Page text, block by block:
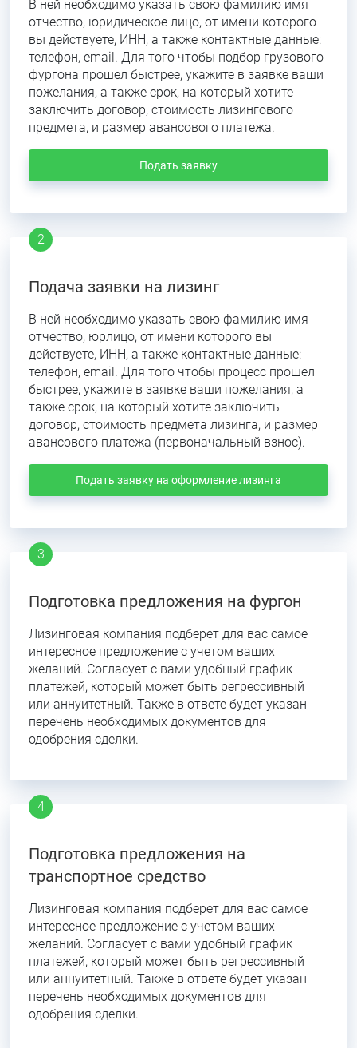
В ней необходимо указать свою фамилию имя
отчество, юридическое лицо, от имени которого
вы действуете, ИНН, а также контактные данные:
телефон, email. Для того чтобы подбор грузового
фургона прошел быстрее, укажите в заявке ваши
пожелания, а также срок, на который хотите
заключить договор, стоимость лизингового
предмета, и размер авансового платежа.
Подать заявку
Подача заявки на лизинг
В ней необходимо указать свою фамилию имя
отчество, юрлицо, от имени которого вы
действуете, ИНН, а также контактные данные:
телефон, email. Для того чтобы процесс прошел
быстрее, укажите в заявке ваши пожелания, а
также срок, на который хотите заключить
договор, стоимость предмета лизинга, и размер
авансового платежа (первоначальный взнос).
Подать заявку на оформление лизинга
Подготовка предложения на фургон
Лизинговая компания подберет для вас самое
интересное предложение с учетом ваших
желаний. Согласует с вами удобный график
платежей, который может быть регрессивный
или аннуитетный. Также в ответе будет указан
перечень необходимых документов для
одобрения сделки.
Подготовка предложения на
транспортное средство
Лизинговая компания подберет для вас самое
интересное предложение с учетом ваших
желаний. Согласует с вами удобный график
платежей, который может быть регрессивный
или аннуитетный. Также в ответе будет указан
перечень необходимых документов для
одобрения сделки.